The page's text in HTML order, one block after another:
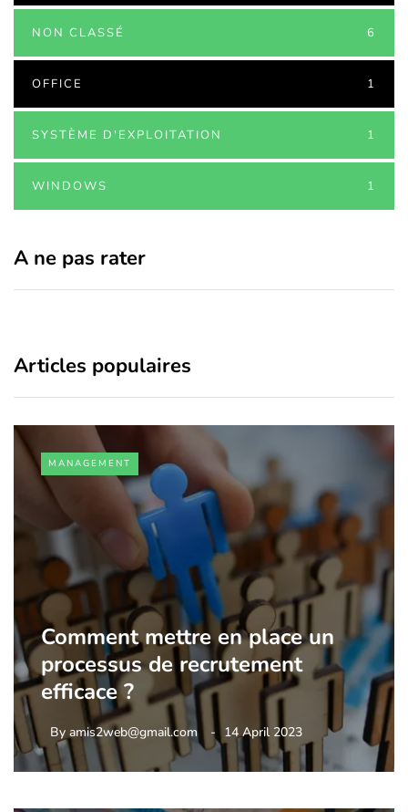
NON CLASSÉ 6
OFFICE 1
SYSTÈME D'EXPLOITATION 1
WINDOWS 1
A ne pas rater
Articles populaires
MANAGEMENT
Comment mettre en place un
processus de recrutement
efficace ?
By amis2web@gmail.com 14 April 2023